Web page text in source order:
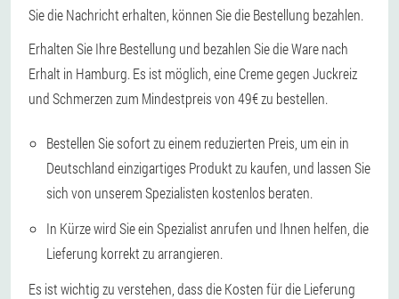
Sie die Nachricht erhalten, können Sie die Bestellung bezahlen.
Erhalten Sie Ihre Bestellung und bezahlen Sie die Ware nach
Erhalt in Hamburg. Es ist möglich, eine Creme gegen Juckreiz
und Schmerzen zum Mindestpreis von 49€ zu bestellen.
Bestellen Sie sofort zu einem reduzierten Preis, um ein in
Deutschland einzigartiges Produkt zu kaufen, und lassen Sie
sich von unserem Spezialisten kostenlos beraten.
In Kürze wird Sie ein Spezialist anrufen und Ihnen helfen, die
Lieferung korrekt zu arrangieren.
Es ist wichtig zu verstehen, dass die Kosten für die Lieferung